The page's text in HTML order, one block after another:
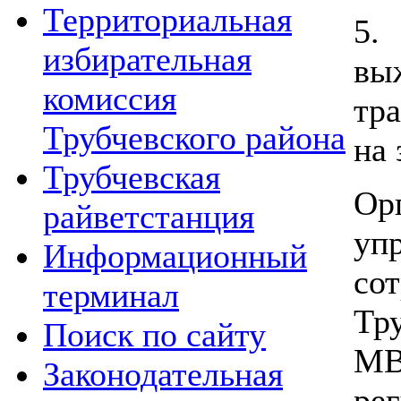
Территориальная
избирательная
комиссия
Трубчевского района
Трубчевская
райветстанция
Информационный
терминал
Поиск по сайту
Законодательная
5.
на